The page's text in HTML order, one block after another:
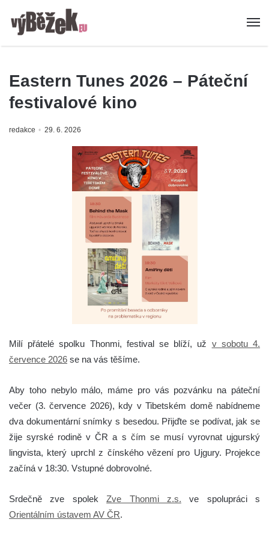
Eastern Tunes 2026 – Páteční
festivalové kino
redakce 29. 6. 2026
Milí přátelé spolku Thonmi, festival se blíží, už v sobotu 4.
července 2026 se na vás těšíme.
Aby toho nebylo málo, máme pro vás pozvánku na páteční
večer (3. července 2026), kdy v Tibetském domě nabídneme
dva dokumentární snímky s besedou. Přijďte se podívat, jak se
žije syrské rodině v ČR a s čím se musí vyrovnat ujgurský
lingvista, který uprchl z čínského vězení pro Ujgury. Projekce
začíná v 18:30. Vstupné dobrovolné.
Srdečně zve spolekZve Thonmi z.s. ve spolupráci s
Orientálním ústavem AV ČR.